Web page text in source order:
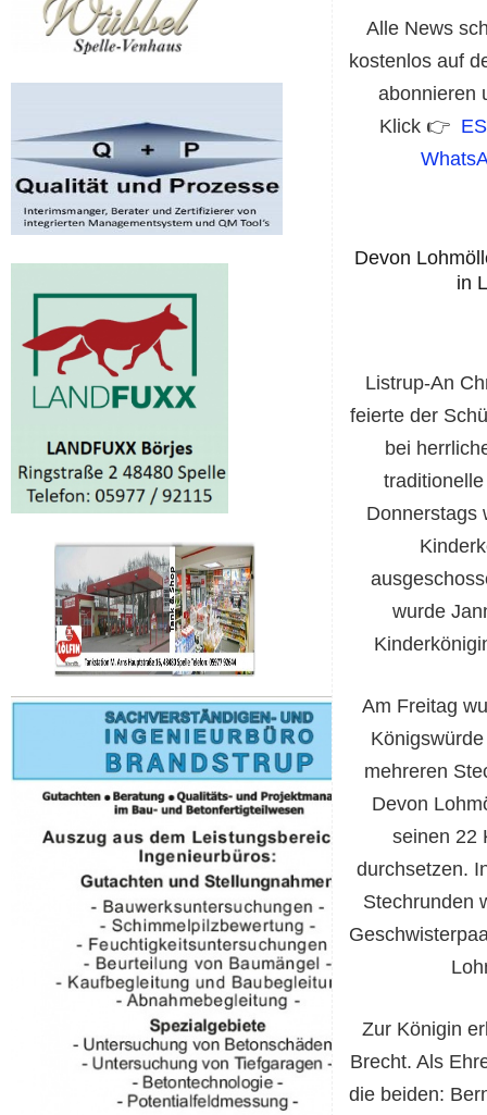
Alle News
kostenlos auf
abonnieren
Klick 👉
Devon
in
Listrup-An
feierte der
bei
Donnerstags
wurde
Am Freitag
mehreren
Devon
seinen 22
durchsetzen.
Stechrunden
Zur Königin
Brecht. Als
die beiden: